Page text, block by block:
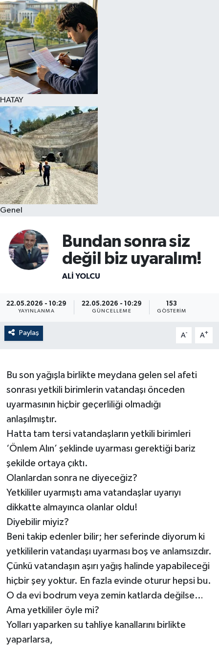
HATAY
Genel
Bundan sonra siz
değil biz uyaralım!
ALI YOLCU
22.05.2026 - 10:29
YAYINLANMA
22.05.2026 - 10:29
GÜNCELLEME
153
GÖSTERIM
Paylaş A- A+
Bu son yağışla birlikte meydana gelen sel afeti
sonrası yetkili birimlerin vatandaşı önceden
uyarmasının hiçbir geçerliliği olmadığı
anlaşılmıştır.
Hatta tam tersi vatandaşların yetkili birimleri
‘Önlem Alın’ şeklinde uyarması gerektiği bariz
şekilde ortaya çıktı.
Olanlardan sonra ne diyeceğiz?
Yetkililer uyarmıştı ama vatandaşlar uyarıyı
dikkatte almayınca olanlar oldu!
Diyebilir miyiz?
Beni takip edenler bilir; her seferinde diyorum ki
yetkililerin vatandaşı uyarması boş ve anlamsızdır.
Çünkü vatandaşın aşırı yağış halinde yapabileceği
hiçbir şey yoktur. En fazla evinde oturur hepsi bu.
O da evi bodrum veya zemin katlarda değilse…
Ama yetkililer öyle mi?
Yolları yaparken su tahliye kanallarını birlikte
yaparlarsa,
Spor
Teknoloji
Yaşam